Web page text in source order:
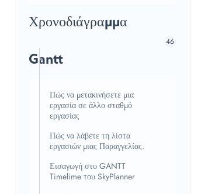
Χρονοδιάγραμμα
Gantt
46
Πώς να μετακινήσετε μια
εργασία σε άλλο σταθμό
εργασίας
Πώς να λάβετε τη λίστα
εργασιών μιας Παραγγελίας.
Εισαγωγή στο GANTT
Timelime του SkyPlanner